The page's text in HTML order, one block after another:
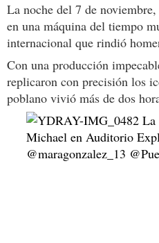
La noche del 7 de
en una máquina del tiempo
internacional que rindió
Con una producción
replicaron con precisión los
poblano vivió más de dos